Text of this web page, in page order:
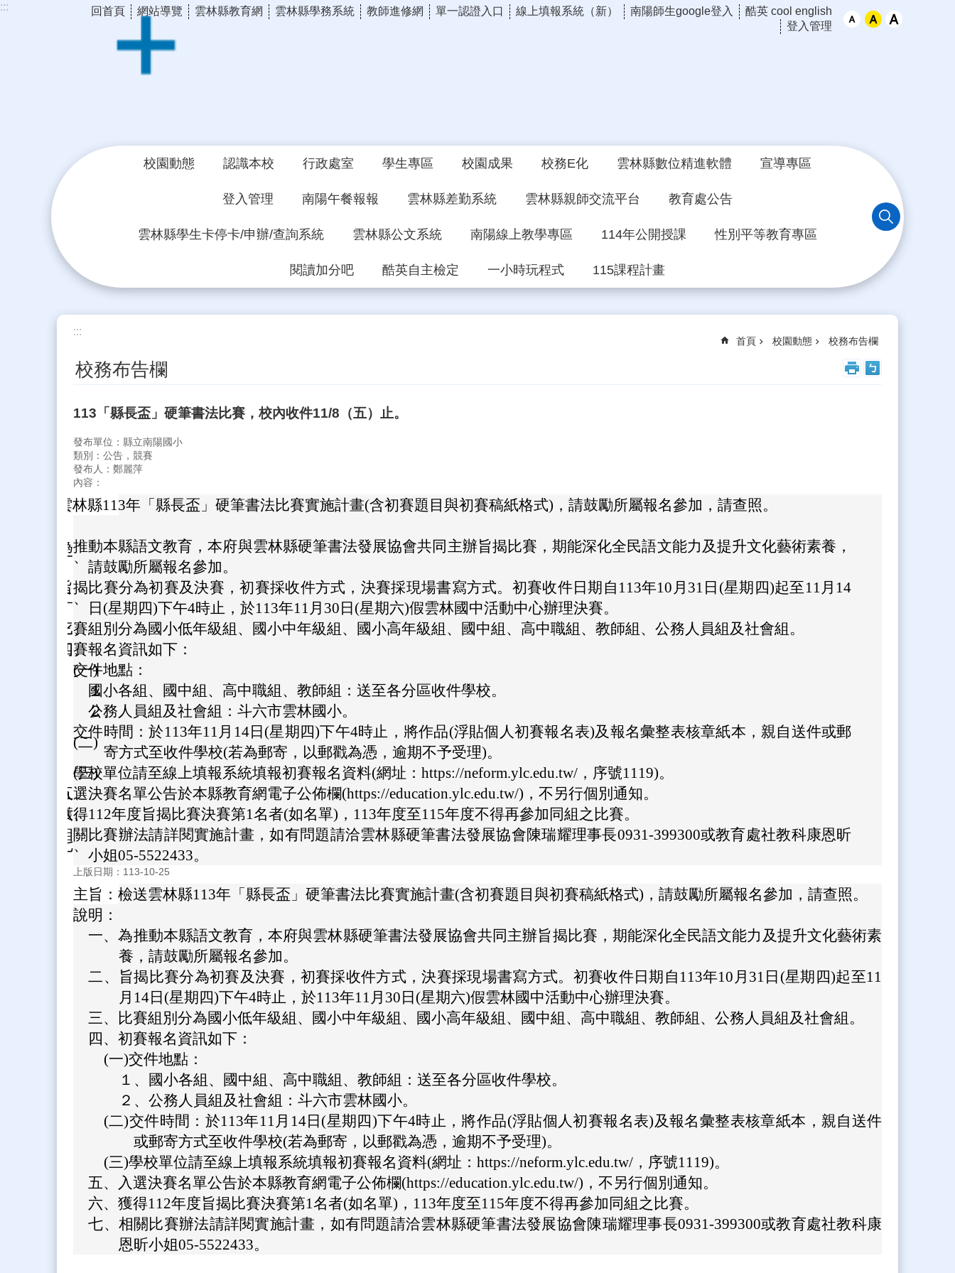
跳到主要內容區塊
::: 回首頁 網站導覽 雲林縣教育網 雲林縣學務系統 教師進修網 單一認證入口 線上填報系統（新） 南陽師生google登入
酷英 cool english
登入管理
校園動態 認識本校 行政處室 學生專區 校園成果 校務E化 雲林縣數位精進軟體 宣導專區
登入管理 南陽午餐報報 雲林縣差勤系統 雲林縣親師交流平台 教育處公告
雲林縣學生卡停卡/申辦/查詢系統 雲林縣公文系統 南陽線上教學專區 114年公開授課 性別平等教育專區
閱讀加分吧 酷英自主檢定 一小時玩程式 115課程計畫
:::
首頁 校園動態 校務布告欄
校務布告欄
113「縣長盃」硬筆書法比賽，校內收件11/8（五）止。
發布單位：縣立南陽國小
類別：公告，競賽
發布人：鄭麗萍
內容：
主旨：
檢送雲林縣113年「縣長盃」硬筆書法比賽實施計畫(含初賽題目與初賽稿紙格式)，請鼓勵所屬報名參加，請查照。
一、
為推動本縣語文教育，本府與雲林縣硬筆書法發展協會共同主辦旨揭比賽，期能深化全民語文能力及提升文化藝術素養，
請鼓勵所屬報名參加。
二、
旨揭比賽分為初賽及決賽，初賽採收件方式，決賽採現場書寫方式。初賽收件日期自113年10月31日(星期四)起至11月14
日(星期四)下午4時止，於113年11月30日(星期六)假雲林國中活動中心辦理決賽。
三、
比賽組別分為國小低年級組、國小中年級組、國小高年級組、國中組、高中職組、教師組、公務人員組及社會組。
四、
初賽報名資訊如下：
(一)
交件地點：
１、
國小各組、國中組、高中職組、教師組：送至各分區收件學校。
２、
公務人員組及社會組：斗六市雲林國小。
(二)
交件時間：於113年11月14日(星期四)下午4時止，將作品(浮貼個人初賽報名表)及報名彙整表核章紙本，親自送件或郵
寄方式至收件學校(若為郵寄，以郵戳為憑，逾期不予受理)。
(三)
學校單位請至線上填報系統填報初賽報名資料(網址：https://neform.ylc.edu.tw/，序號1119)。
五、
入選決賽名單公告於本縣教育網電子公佈欄(https://education.ylc.edu.tw/)，不另行個別通知。
六、
獲得112年度旨揭比賽決賽第1名者(如名單)，113年度至115年度不得再參加同組之比賽。
七、
相關比賽辦法請詳閱實施計畫，如有問題請洽雲林縣硬筆書法發展協會陳瑞耀理事長0931-399300或教育處社教科康恩昕
小姐05-5522433。
上版日期：113-10-25
主旨： 檢送雲林縣113年「縣長盃」硬筆書法比賽實施計畫(含初賽題目與初賽稿紙格式)，請鼓勵所屬報名參加，請查照。
說明：
一、為推動本縣語文教育，本府與雲林縣硬筆書法發展協會共同主辦旨揭比賽，期能深化全民語文能力及提升文化藝術素
養，請鼓勵所屬報名參加。
二、
旨揭比賽分為初賽及決賽，初賽採收件方式，決賽採現場書寫方式。初賽收件日期自113年10月31日(星期四)起至11
月14日(星期四)下午4時止，於113年11月30日(星期六)假雲林國中活動中心辦理決賽。
三、
比賽組別分為國小低年級組、國小中年級組、國小高年級組、國中組、高中職組、教師組、公務人員組及社會組。
四、初賽報名資訊如下：
(一)交件地點：
１、
國小各組、國中組、高中職組、教師組：送至各分區收件學校。
２、 公務人員組及社會組：斗六市雲林國小。
(二)交件時間：於113年11月14日(星期四)下午4時止，將作品(浮貼個人初賽報名表)及報名彙整表核章紙本，親自送件
或郵寄方式至收件學校(若為郵寄，以郵戳為憑，逾期不予受理)。
(三)學校單位請至線上填報系統填報初賽報名資料(網址：https://neform.ylc.edu.tw/，序號1119)。
五、
入選決賽名單公告於本縣教育網電子公佈欄(https://education.ylc.edu.tw/)，不另行個別通知。
六、獲得112年度旨揭比賽決賽第1名者(如名單)，113年度至115年度不得再參加同組之比賽。
七、 相關比賽辦法請詳閱實施計畫，如有問題請洽雲林縣硬筆書法發展協會陳瑞耀理事長0931-399300或教育處社教科康
恩昕小姐05-5522433。